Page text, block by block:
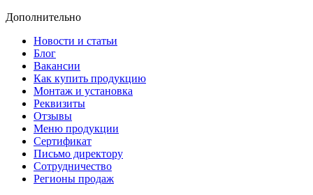
Дополнительно
Новости и статьи
Блог
Вакансии
Как купить продукцию
Монтаж и установка
Реквизиты
Отзывы
Меню продукции
Сертификат
Письмо директору
Сотрудничество
Регионы продаж